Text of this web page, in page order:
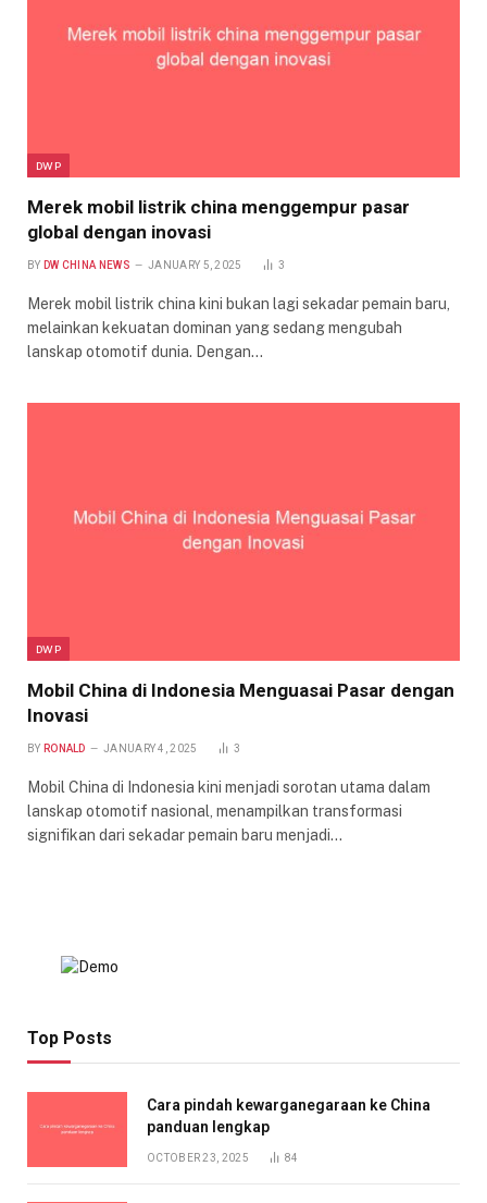
DWP
Merek mobil listrik china menggempur pasar
global dengan inovasi
BY DW CHINA NEWS JANUARY 5, 2025 3
Merek mobil listrik china kini bukan lagi sekadar pemain baru,
melainkan kekuatan dominan yang sedang mengubah
lanskap otomotif dunia. Dengan…
DWP
Mobil China di Indonesia Menguasai Pasar dengan
Inovasi
BY RONALD JANUARY 4, 2025 3
Mobil China di Indonesia kini menjadi sorotan utama dalam
lanskap otomotif nasional, menampilkan transformasi
signifikan dari sekadar pemain baru menjadi…
Top Posts
Cara pindah kewarganegaraan ke China
panduan lengkap
OCTOBER 23, 2025 84